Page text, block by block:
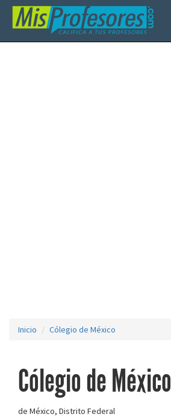
Inicio Cólegio de México
Cólegio de México
de México, Distrito Federal